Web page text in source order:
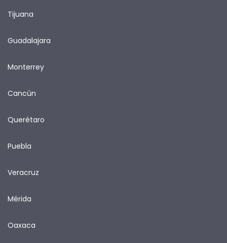
Tijuana
Guadalajara
Monterrey
Cancún
Querétaro
Puebla
Veracruz
Mérida
Oaxaca